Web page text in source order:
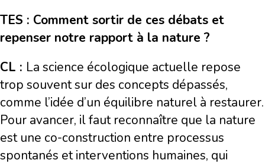
TES : Comment sortir de ces débats et
repenser notre rapport à la nature ?
CL : La science écologique actuelle repose
trop souvent sur des concepts dépassés,
comme l’idée d’un équilibre naturel à restaurer.
Pour avancer, il faut reconnaître que la nature
est une co-construction entre processus
spontanés et interventions humaines, qui